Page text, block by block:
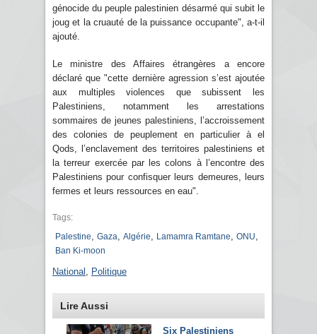
génocide du peuple palestinien désarmé qui subit le
joug et la cruauté de la puissance occupante", a-t-il
ajouté.
Le ministre des Affaires étrangères a encore
déclaré que "cette dernière agression s’est ajoutée
aux multiples violences que subissent les
Palestiniens, notamment les arrestations
sommaires de jeunes palestiniens, l’accroissement
des colonies de peuplement en particulier à el
Qods, l’enclavement des territoires palestiniens et
la terreur exercée par les colons à l’encontre des
Palestiniens pour confisquer leurs demeures, leurs
fermes et leurs ressources en eau".
Tags:
Palestine
Gaza Algérie Lamamra Ramtane ONU
Ban Ki-moon
National Politique
Lire Aussi
Six Palestiniens